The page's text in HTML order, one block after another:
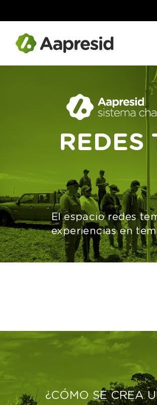
REDES
El espacio redes
experiencias en
¿CÓMO SE CREA